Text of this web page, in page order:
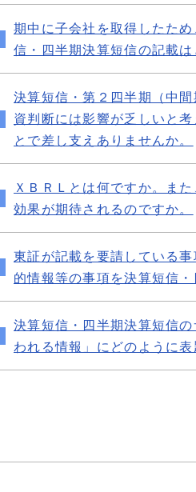
期中に子会社を取得したた
信・四半期決算短信の記載は
決算短信・第２四半期（中
資判断には影響が乏しいと
とで差し支えありませんか。
ＸＢＲＬとは何ですか。ま
効果が期待されるのですか。
東証が記載を要請している
的情報等の事項を決算短信
決算短信・四半期決算短信
われる情報」にどのように